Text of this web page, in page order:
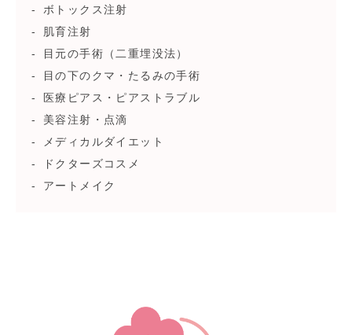
ボトックス注射
肌育注射
目元の手術（二重埋没法）
目の下のクマ・たるみの手術
医療ピアス・ピアストラブル
美容注射・点滴
メディカルダイエット
ドクターズコスメ
アートメイク